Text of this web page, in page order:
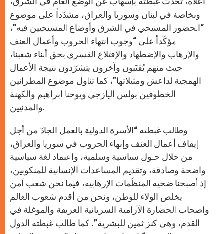
وبخاصة في لبنان وسوريا والعراق، مشدّداً على موضوع
“الحضور المسيحي في الشرق وأوضاع المسيحيين فيه”،
مؤكّداً على “وجوب انتهاء الحروب وأعمال العنف
والإرهاب والإضطهاد والإقتلاع القسري بحق أبناء شعبنا،
حيث منهم يُقتَبون وآخرون يتشرّدون نتيجة الأعمال
الهمجية لداعش ومثيلاتها”، كما تناول موضوع المطرانين
الخطوفين بولس اليازجي ويوحنا ابراهيم والكهنة
والمدنيين.
وطالب غبطته “الأسرة الدولية بالعمل الجادّ من أجل
إيقاف أعمال العنف وإنهاء الحروب في سوريا والعراق،
من خلال حلول سياسية وسلمية، واعتماد لغة سياسية
واضحة وصادقة، وتقديم المساعدات الإنسانية للمنكوبين،
إذ أصبحنا ضحية المنظّمات الإرهابية، فيما نحن شعب آمن
يخلص الولاء للوطن، ونحن من أقدم شعوب العالم
واصحاب الحضارة الآرامية السريانية العريقة والموغلة في
القدم، وهي كنز ثمين للبشرية”. كما طالب غبطته الدول